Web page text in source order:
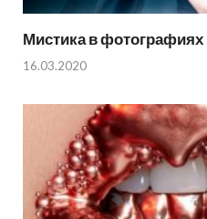
Мистика в
16.03.2020